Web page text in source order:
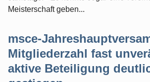
Meisterschaft geben...
msce-
Mitgliederzahl fast
aktive Beteiligung